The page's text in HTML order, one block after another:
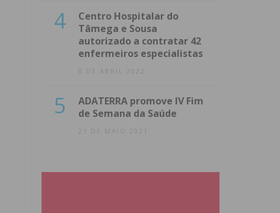
4
Centro Hospitalar do
Tâmega e Sousa
autorizado a contratar 42
enfermeiros especialistas
8 DE ABRIL 2022
5
ADATERRA promove IV Fim
de Semana da Saúde
21 DE MAIO 2021